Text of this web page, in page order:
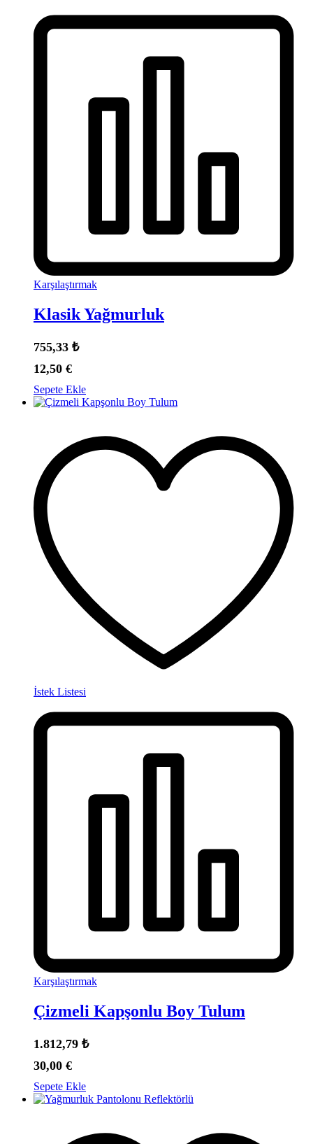
Karşılaştırmak
Klasik Yağmurluk
755,33 ₺
12,50 €
Sepete Ekle
İstek Listesi
Karşılaştırmak
Çizmeli Kapşonlu Boy Tulum
1.812,79 ₺
30,00 €
Sepete Ekle